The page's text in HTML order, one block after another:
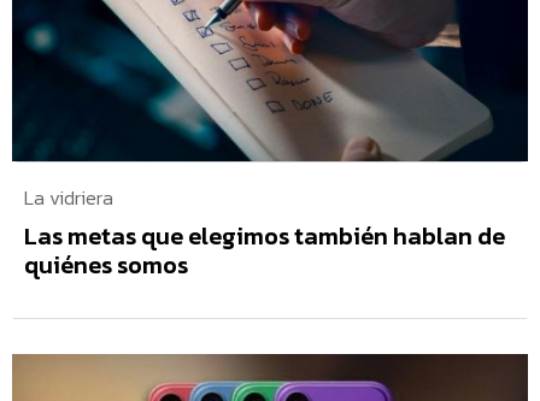
La vidriera
Las metas que elegimos también hablan de
quiénes somos